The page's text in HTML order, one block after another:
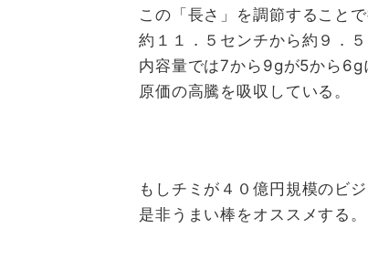
この「長さ」を調節することで
約１１．５センチから約９．
内容量では7から9gが5から6g
原価の高騰を吸収している。
もしチミが４０億円規模のビ
是非うまい棒をオススメする。